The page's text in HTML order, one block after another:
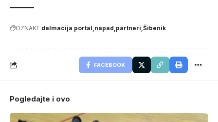
OZNAKE dalmacija portal napad partneri Šibenik
FACEBOOK
Pogledajte i ovo